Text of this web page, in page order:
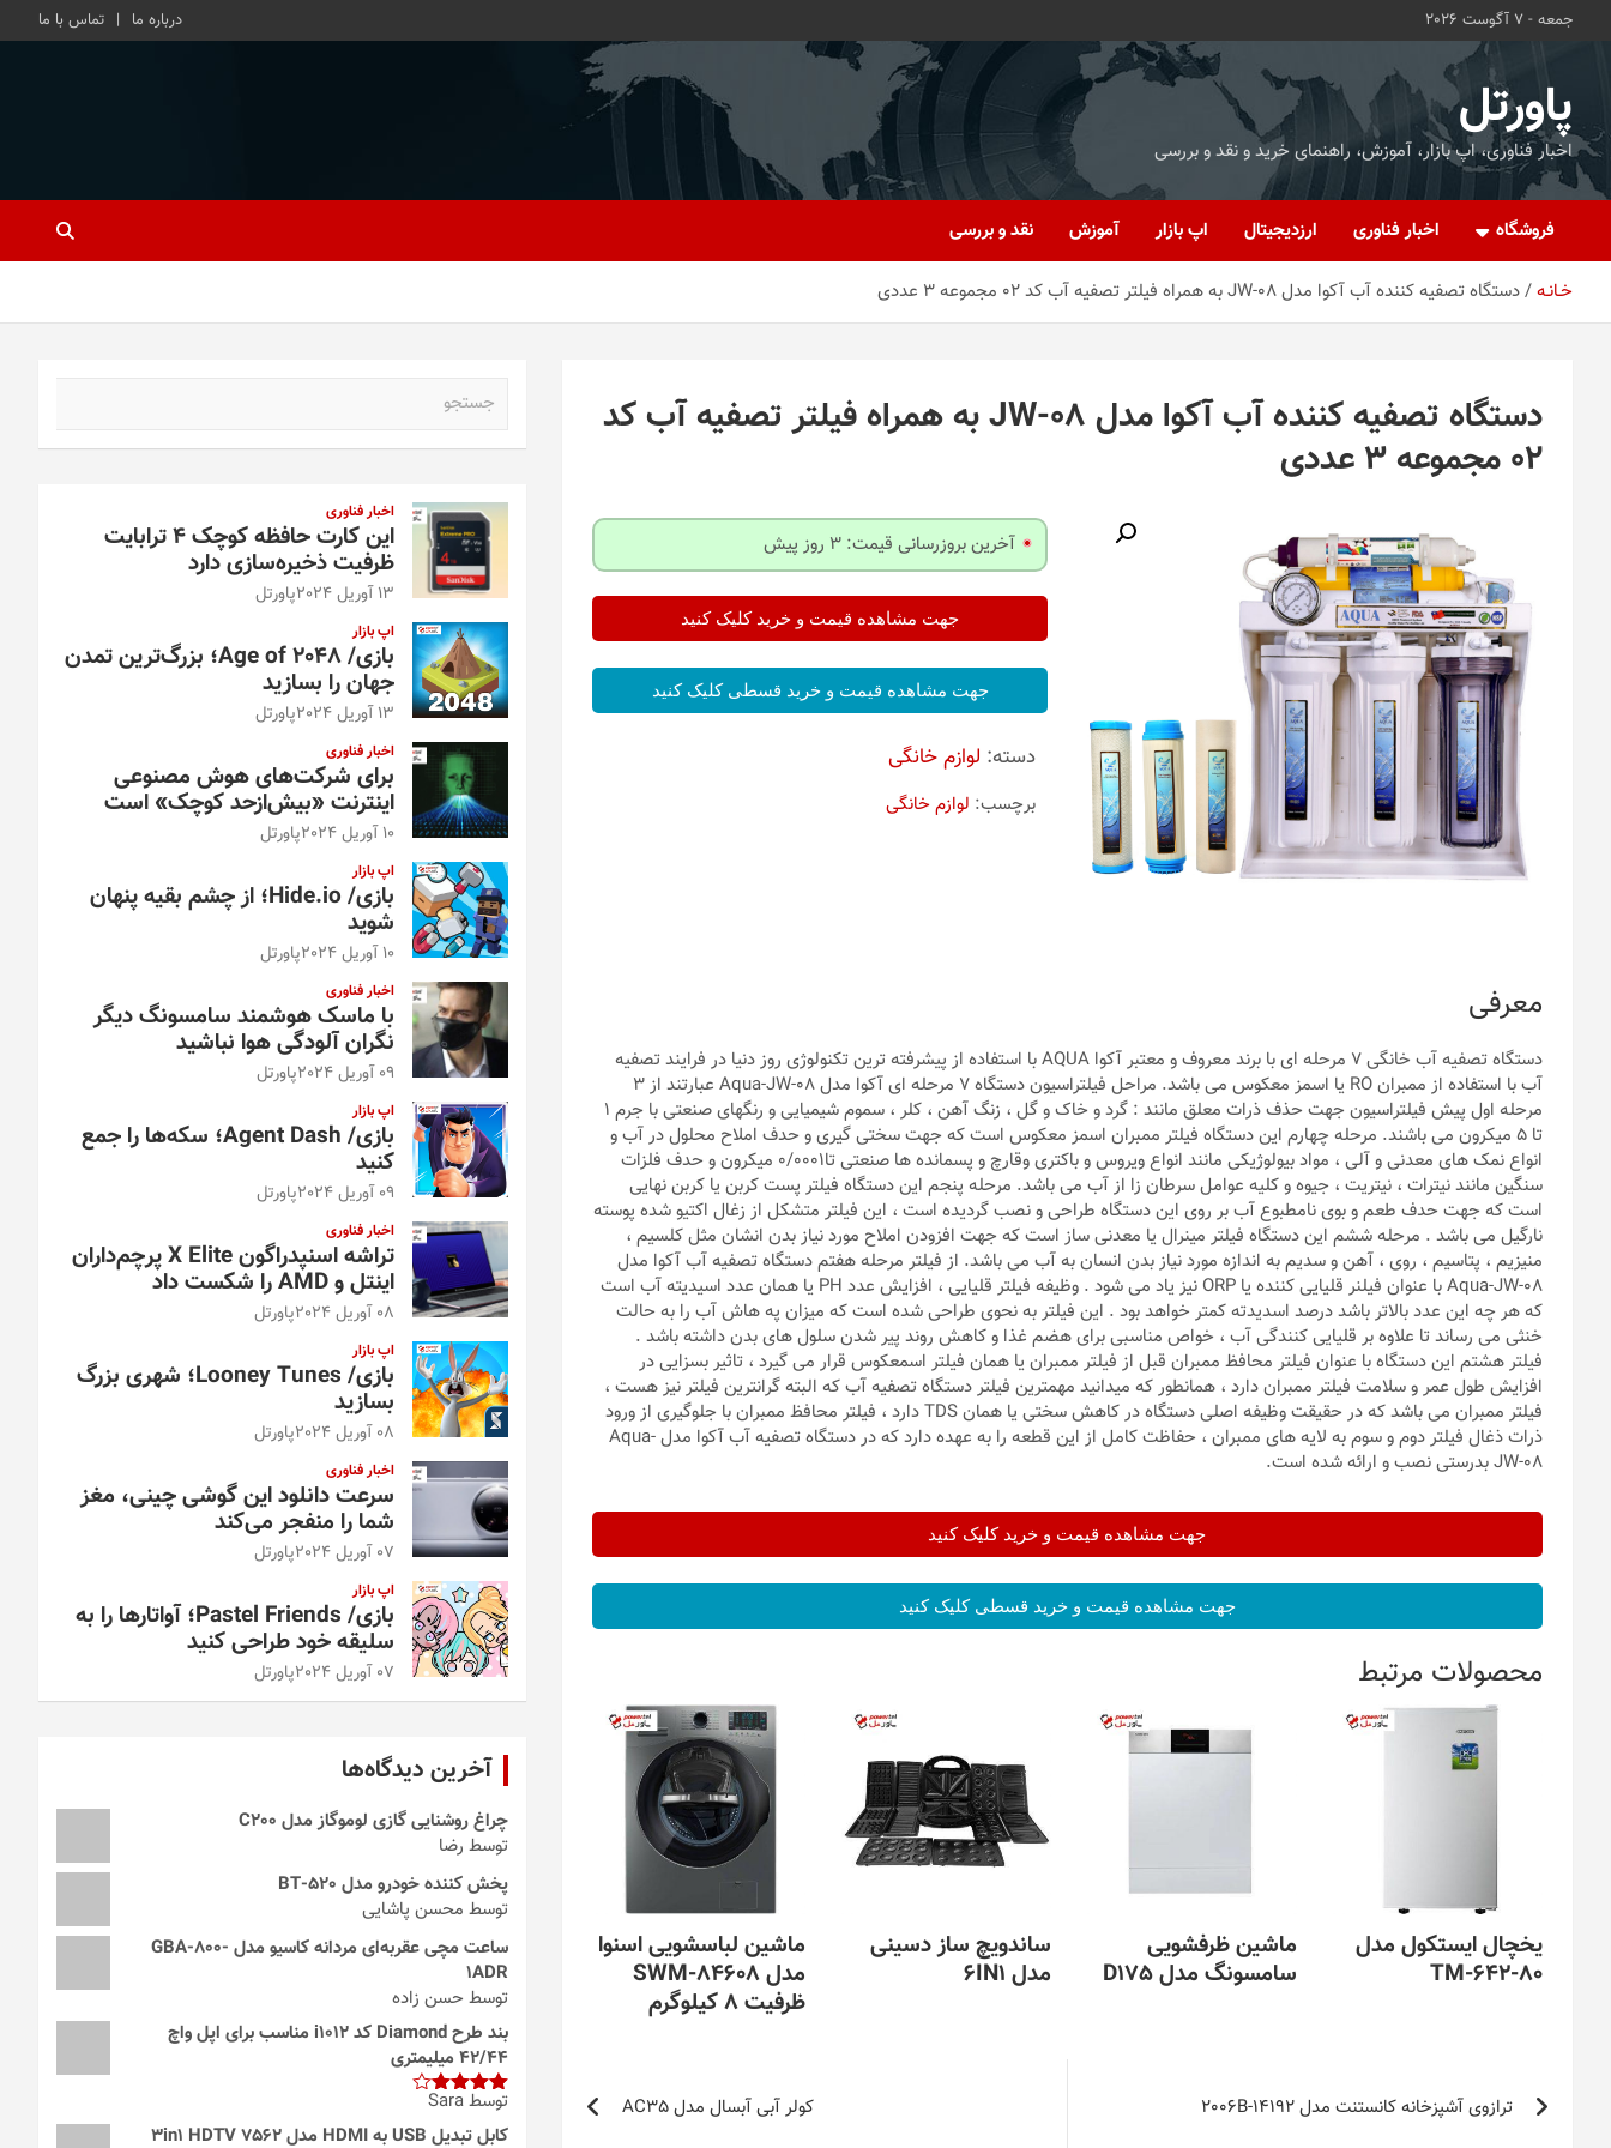
جمعه - 7 آگوست 2026 درباره ما تماس با ما
پاورتل
اخبار فناوری، اپ بازار، آموزش، راهنمای خرید و نقد و بررسی
فروشگاه اخبار فناوری ارزدیجیتال اپ بازار آموزش نقد و بررسی
خـانـه دستگاه تصفیه کننده آب آکوا مدل JW-08 به همراه فیلتر تصفیه آب کد 02 مجموعه 3 عددی
دستگاه تصفیه کننده آب آکوا مدل JW-08 به همراه فیلتر تصفیه آب کد
02 مجموعه 3 عددی
آخرین بروزرسانی قیمت: 3 روز پیش
جهت مشاهده قیمت و خرید کلیک کنید
جهت مشاهده قیمت و خرید قسطی کلیک کنید
دسته: لوازم خانگی
برچسب: لوازم خانگی
معرفی
دستگاه تصفیه آب خانگی 7 مرحله ای با برند معروف و معتبر آکوا AQUA با استفاده از پیشرفته ترین تکنولوژی روز دنیا در فرایند تصفیه
آب با استفاده از ممبران RO یا اسمز معکوس می باشد. مراحل فیلتراسیون دستگاه 7 مرحله ای آکوا مدل Aqua-JW-08 عبارتند از 3
مرحله اول پیش فیلتراسیون جهت حذف ذرات معلق مانند : گرد و خاک و گل ، زنگ آهن ، کلر ، سموم شیمیایی و رنگهای صنعتی با جرم 1
تا 5 میکرون می باشند. مرحله چهارم این دستگاه فیلتر ممبران اسمز معکوس است که جهت سختی گیری و حدف املاح محلول در آب و
انواع نمک های معدنی و آلی ، مواد بیولوژیکی مانند انواع ویروس و باکتری وقارچ و پسمانده ها صنعتی تا0/0001 میکرون و حدف فلزات
سنگین مانند نیترات ، نیتریت ، جیوه و کلیه عوامل سرطان زا از آب می باشد. مرحله پنجم این دستگاه فیلتر پست کربن یا کربن نهایی
است که جهت حدف طعم و بوی نامطبوع آب بر روی این دستگاه طراحی و نصب گردیده است ، این فیلتر متشکل از زغال اکتیو شده پوسته
نارگیل می باشد . مرحله ششم این دستگاه فیلتر مینرال یا معدنی ساز است که جهت افزودن املاح مورد نیاز بدن انشان مثل کلسیم ،
منیزیم ، پتاسیم ، روی ، آهن و سدیم به اندازه مورد نیاز بدن انسان به آب می باشد. از فیلتر مرحله هفتم دستگاه تصفیه آب آکوا مدل
Aqua-JW-08 با عنوان فیلنر قلیایی کننده یا ORP نیز یاد می شود . وظیفه فیلتر قلیایی ، افزایش عدد PH یا همان عدد اسیدیته آب است
که هر چه این عدد بالاتر باشد درصد اسدیدته کمتر خواهد بود . این فیلتر به نحوی طراحی شده است که میزان په هاش آب را به حالت
خنثی می رساند تا علاوه بر قلیایی کنندگی آب ، خواص مناسبی برای هضم غذا و کاهش روند پیر شدن سلول های بدن داشته باشد .
فیلتر هشتم این دستگاه با عنوان فیلتر محافظ ممبران قبل از فیلتر ممبران یا همان فیلتر اسمعکوس قرار می گیرد ، تاثیر بسزایی در
افزایش طول عمر و سلامت فیلتر ممبران دارد ، همانطور که میدانید مهمترین فیلتر دستگاه تصفیه آب که البته گرانترین فیلتر نیز هست ،
فیلتر ممبران می باشد که در حقیقت وظیفه اصلی دستگاه در کاهش سختی یا همان TDS دارد ، فیلتر محافظ ممبران با جلوگیری از ورود
ذرات ذغال فیلتر دوم و سوم به لایه های ممبران ، حفاظت کامل از این قطعه را به عهده دارد که در دستگاه تصفیه آب آکوا مدل Aqua-
JW-08 بدرستی نصب و ارائه شده است.
جهت مشاهده قیمت و خرید کلیک کنید
جهت مشاهده قیمت و خرید قسطی کلیک کنید
محصولات مرتبط
یخچال ایستکول مدل
TM-642-80
ماشین ظرفشویی
سامسونگ مدل D175
ساندویچ ساز دسینی
مدل 6IN1
ماشین لباسشویی اسنوا
مدل SWM-84608
ظرفیت ۸ کیلوگرم
راهبری
نوشتهترازوی آشپزخانه کانستنت مدل 14192-2006B کولر آبی آبسال مدل AC35
اخبار فناوری
این کارت حافظه کوچک ۴ ترابایت
ظرفیت ذخیره‌سازی دارد
13 آوریل 2024 پاورتل
اپ بازار
بازی/ Age of 2048؛ بزرگ‌ترین تمدن
جهان را بسازید
13 آوریل 2024 پاورتل
اخبار فناوری
برای شرکت‌های هوش مصنوعی
اینترنت «بیش‌از‌حد کوچک» است
10 آوریل 2024 پاورتل
اپ بازار
بازی/ Hide.io؛ از چشم بقیه پنهان
شوید
10 آوریل 2024 پاورتل
اخبار فناوری
با ماسک هوشمند سامسونگ دیگر
نگران آلودگی هوا نباشید
09 آوریل 2024 پاورتل
اپ بازار
بازی/ Agent Dash؛ سکه‌ها را جمع
کنید
09 آوریل 2024 پاورتل
اخبار فناوری
تراشه اسنپدراگون X Elite پرچم‌داران
اینتل و AMD را شکست داد
08 آوریل 2024 پاورتل
اپ بازار
بازی/ Looney Tunes؛ شهری بزرگ
بسازید
08 آوریل 2024 پاورتل
اخبار فناوری
سرعت دانلود این گوشی چینی، مغز
شما را منفجر می‌کند
07 آوریل 2024 پاورتل
اپ بازار
بازی/ Pastel Friends؛ آواتارها را به
سلیقه خود طراحی کنید
07 آوریل 2024 پاورتل
آخرین دیدگاه‌ها
چراغ روشنایی گازی لوموگاز مدل C200
توسط رضا
پخش کننده خودرو مدل 520-BT
توسط محسن پاشایی
ساعت مچی عقربه‌ای مردانه کاسیو مدل GBA-800-
1ADR
توسط حسن زاده
بند طرح Diamond کد i1012 مناسب برای اپل واچ
42/44 میلیمتری
امتیاز4
از 5
توسط Sara
کابل تبدیل USB به HDMI مدل 3in1 HDTV 7562